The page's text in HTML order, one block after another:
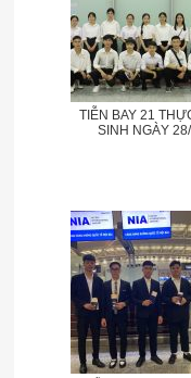
TIỄN BAY 21
SINH NGÀY